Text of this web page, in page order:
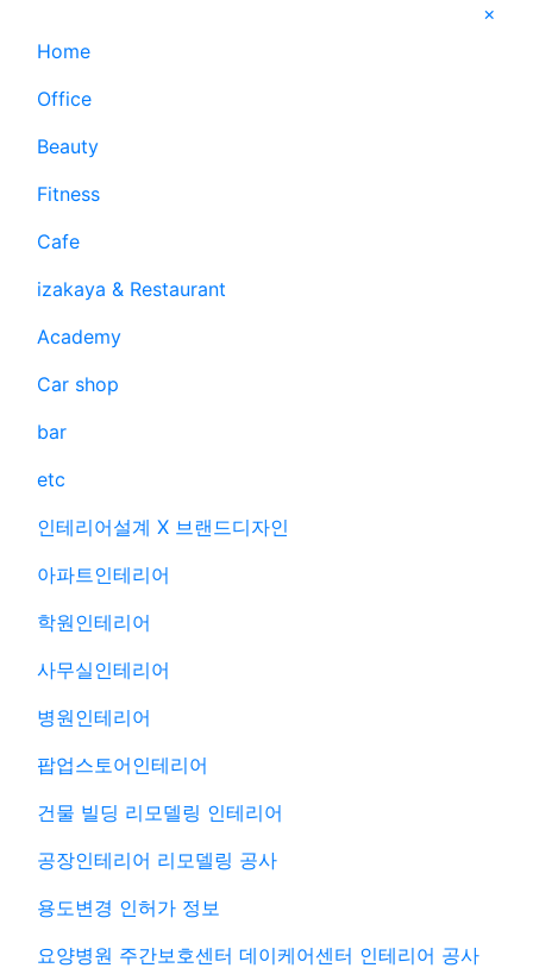
×
Home
Office
Beauty
Fitness
Cafe
izakaya & Restaurant
Academy
Car shop
bar
etc
인테리어설계 X 브랜드디자인
아파트인테리어
학원인테리어
사무실인테리어
병원인테리어
팝업스토어인테리어
건물 빌딩 리모델링 인테리어
공장인테리어 리모델링 공사
용도변경 인허가 정보
요양병원 주간보호센터 데이케어센터 인테리어 공사